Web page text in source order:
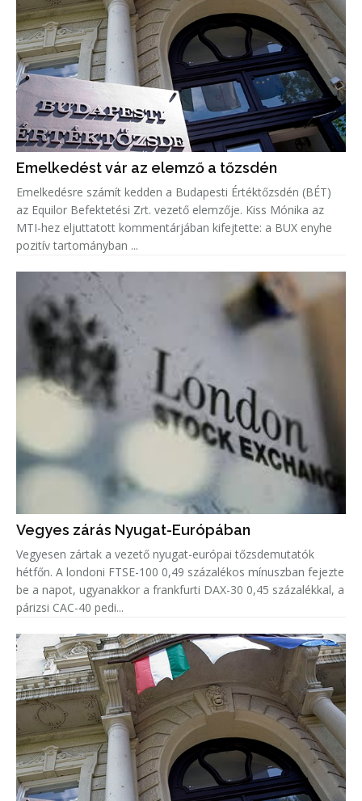
Emelkedést vár az elemző a tőzsdén
Emelkedésre számít kedden a Budapesti Értéktőzsdén (BÉT)
az Equilor Befektetési Zrt. vezető elemzője. Kiss Mónika az
MTI-hez eljuttatott kommentárjában kifejtette: a BUX enyhe
pozitív tartományban ...
Vegyes zárás Nyugat-Európában
Vegyesen zártak a vezető nyugat-európai tőzsdemutatók
hétfőn. A londoni FTSE-100 0,49 százalékos mínuszban fejezte
be a napot, ugyanakkor a frankfurti DAX-30 0,45 százalékkal, a
párizsi CAC-40 pedi...